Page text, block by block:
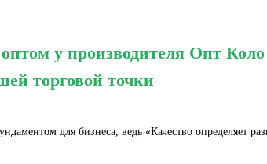
у производителя Опт
торговой точки
для бизнеса, ведь «Качество определяет